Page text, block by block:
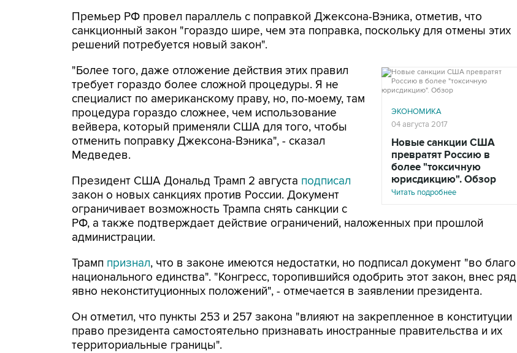
Премьер РФ провел параллель с поправкой Джексона-Вэника, отметив, что
санкционный закон "гораздо шире, чем эта поправка, поскольку для отмены этих
решений потребуется новый закон".
ЭКОНОМИКА
04 августа 2017
Новые санкции США
превратят Россию в
более "токсичную
юрисдикцию". Обзор
Читать подробнее
"Более того, даже отложение действия этих правил
требует гораздо более сложной процедуры. Я не
специалист по американскому праву, но, по-моему, там
процедура гораздо сложнее, чем использование
вейвера, который применяли США для того, чтобы
отменить поправку Джексона-Вэника", - сказал
Медведев.
Президент США Дональд Трамп 2 августа подписал
закон о новых санкциях против России. Документ
ограничивает возможность Трампа снять санкции с
РФ, а также подтверждает действие ограничений, наложенных при прошлой
администрации.
Трамп признал, что в законе имеются недостатки, но подписал документ "во благо
национального единства". "Конгресс, торопившийся одобрить этот закон, внес ряд
явно неконституционных положений", - отмечается в заявлении президента.
Он отметил, что пункты 253 и 257 закона "влияют на закрепленное в конституции
право президента самостоятельно признавать иностранные правительства и их
территориальные границы".